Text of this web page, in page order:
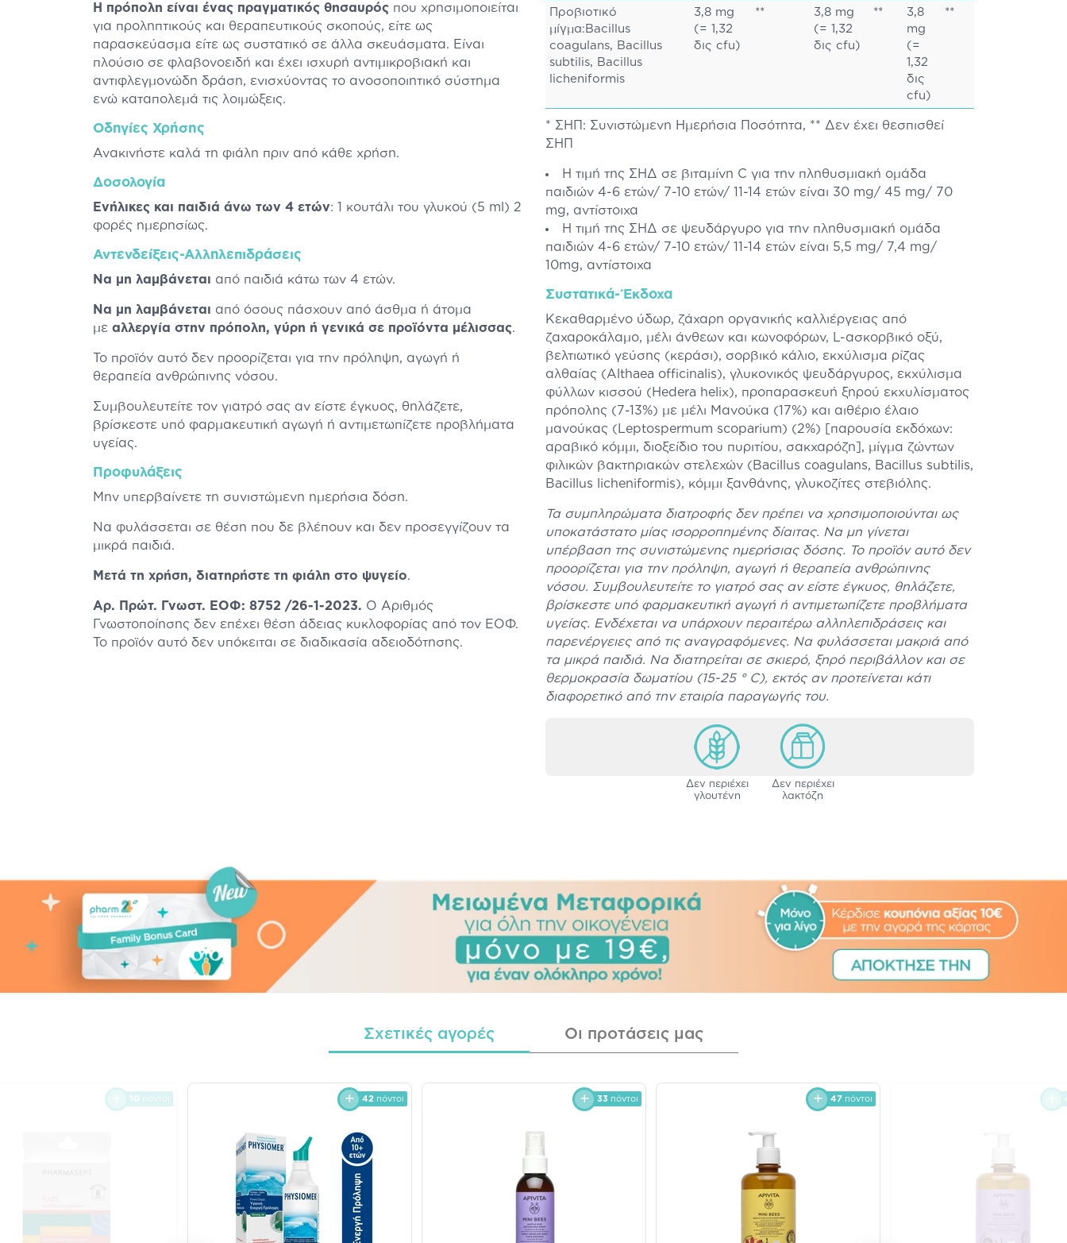
Η πρόπολη είναι ένας πραγματικός θησαυρός που χρησιμοποιείται
για προληπτικούς και θεραπευτικούς σκοπούς, είτε ως
παρασκεύασμα είτε ως συστατικό σε άλλα σκευάσματα. Είναι
πλούσιο σε φλαβονοειδή και έχει ισχυρή αντιμικροβιακή και
αντιφλεγμονώδη δράση, ενισχύοντας το ανοσοποιητικό σύστημα
ενώ καταπολεμά τις λοιμώξεις.
Οδηγίες Χρήσης
Ανακινήστε καλά τη φιάλη πριν από κάθε χρήση.
Δοσολογία
Ενήλικες και παιδιά άνω των 4 ετών: 1 κουτάλι του γλυκού (5 ml) 2
φορές ημερησίως.
Αντενδείξεις-Αλληλεπιδράσεις
Να μη λαμβάνεται από παιδιά κάτω των 4 ετών.
Να μη λαμβάνεται από όσους πάσχουν από άσθμα ή άτομα
με αλλεργία στην πρόπολη, γύρη ή γενικά σε προϊόντα μέλισσας.
Το προϊόν αυτό δεν προορίζεται για την πρόληψη, αγωγή ή
θεραπεία ανθρώπινης νόσου.
Συμβουλευτείτε τον γιατρό σας αν είστε έγκυος, θηλάζετε,
βρίσκεστε υπό φαρμακευτική αγωγή ή αντιμετωπίζετε προβλήματα
υγείας.
Προφυλάξεις
Μην υπερβαίνετε τη συνιστώμενη ημερήσια δόση.
Να φυλάσσεται σε θέση που δε βλέπουν και δεν προσεγγίζουν τα
μικρά παιδιά.
Μετά τη χρήση, διατηρήστε τη φιάλη στο ψυγείο.
Αρ. Πρώτ. Γνωστ. ΕΟΦ: 8752 /26-1-2023. Ο Αριθμός
Γνωστοποίησης δεν επέχει θέση άδειας κυκλοφορίας από τον ΕΟΦ.
Το προϊόν αυτό δεν υπόκειται σε διαδικασία αδειοδότησης.
Προβιοτικό
μίγμα:Bacillus
coagulans, Bacillus
subtilis, Bacillus
licheniformis
3,8 mg
(= 1,32
δις cfu)
**
3,8 mg
(= 1,32
δις cfu)
**
3,8
mg
(=
1,32
δις
cfu)
**
* ΣΗΠ: Συνιστώμενη Ημερήσια Ποσότητα, ** Δεν έχει θεσπισθεί
ΣΗΠ
H τιμή της ΣΗΔ σε βιταμίνη C για την πληθυσμιακή ομάδα
παιδιών 4-6 ετών/ 7-10 ετών/ 11-14 ετών είναι 30 mg/ 45 mg/ 70
mg, αντίστοιχα
H τιμή της ΣΗΔ σε ψευδάργυρο για την πληθυσμιακή ομάδα
παιδιών 4-6 ετών/ 7-10 ετών/ 11-14 ετών είναι 5,5 mg/ 7,4 mg/
10mg, αντίστοιχα
Συστατικά-Έκδοχα
Kεκαθαρμένο ύδωρ, ζάχαρη οργανικής καλλιέργειας από
ζαχαροκάλαμο, μέλι άνθεων και κωνοφόρων, L-ασκορβικό οξύ,
βελτιωτικό γεύσης (κεράσι), σορβικό κάλιο, εκχύλισμα ρίζας
αλθαίας (Althaea officinalis), γλυκονικός ψευδάργυρος, εκχύλισμα
φύλλων κισσού (Hedera helix), προπαρασκευή ξηρού εκχυλίσματος
πρόπολης (7-13%) με μέλι Μανούκα (17%) και αιθέριο έλαιο
μανούκας (Leptospermum scoparium) (2%) [παρουσία εκδόχων:
αραβικό κόμμι, διοξείδιο του πυριτίου, σακχαρόζη], μίγμα ζώντων
φιλικών βακτηριακών στελεχών (Bacillus coagulans, Bacillus subtilis,
Bacillus licheniformis), κόμμι ξανθάνης, γλυκοζίτες στεβιόλης.
Τα συμπληρώματα διατροφής δεν πρέπει να χρησιμοποιούνται ως
υποκατάστατο μίας ισορροπημένης δίαιτας. Να μη γίνεται
υπέρβαση της συνιστώμενης ημερήσιας δόσης. Το προϊόν αυτό δεν
προορίζεται για την πρόληψη, αγωγή ή θεραπεία ανθρώπινης
νόσου. Συμβουλευτείτε το γιατρό σας αν είστε έγκυος, θηλάζετε,
βρίσκεστε υπό φαρμακευτική αγωγή ή αντιμετωπίζετε προβλήματα
υγείας. Ενδέχεται να υπάρχουν περαιτέρω αλληλεπιδράσεις και
παρενέργειες από τις αναγραφόμενες. Να φυλάσσεται μακριά από
τα μικρά παιδιά. Να διατηρείται σε σκιερό, ξηρό περιβάλλον και σε
θερμοκρασία δωματίου (15-25 ° C), εκτός αν προτείνεται κάτι
διαφορετικό από την εταιρία παραγωγής του.
Δεν περιέχει
γλουτένη
Δεν περιέχει
λακτόζη
Σχετικές αγορές Οι προτάσεις μας
10 πόντοι 42 πόντοι 33 πόντοι 47 πόντοι